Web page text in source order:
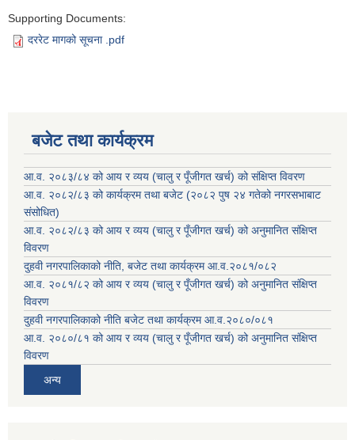
Supporting Documents:
दररेट मागको सूचना .pdf
बजेट तथा कार्यक्रम
आ.व. २०८३/८४ को आय र व्यय (चालु र पूँजीगत खर्च) को संक्षिप्त विवरण
आ.व. २०८२/८३ को कार्यक्रम तथा बजेट (२०८२ पुष २४ गतेको नगरसभाबाट
संसोधित)
आ.व. २०८२/८३ को आय र व्यय (चालु र पूँजीगत खर्च) को अनुमानित संक्षिप्त
विवरण
दुहवी नगरपालिकाको नीति, बजेट तथा कार्यक्रम आ.व.२०८१/०८२
आ.व. २०८१/८२ को आय र व्यय (चालु र पूँजीगत खर्च) को अनुमानित संक्षिप्त
विवरण
दुहवी नगरपालिकाको नीति बजेट तथा कार्यक्रम आ.व.२०८०/०८१
आ.व. २०८०/८१ को आय र व्यय (चालु र पूँजीगत खर्च) को अनुमानित संक्षिप्त
विवरण
अन्य